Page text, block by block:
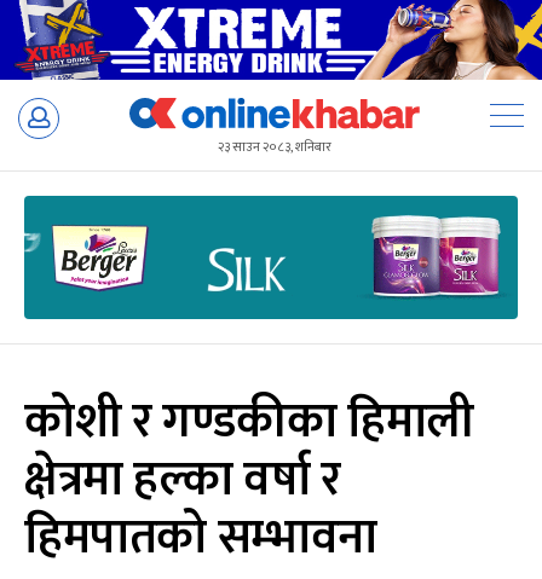
Skip
२३ साउन २०८३, शनिबार
कोशी र गण्डकीका हिमाली
क्षेत्रमा हल्का वर्षा र
हिमपातको सम्भावना